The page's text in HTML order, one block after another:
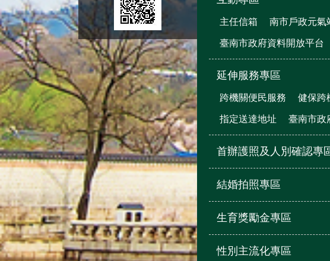
主任信箱 南市戶政元氣
臺南市政府資料開放平台
延伸服務專區
跨機關便民服務 健保跨
指定送達地址 臺南市政
首辦護照及人別確認專
結婚拍照專區
生育獎勵金專區
性別主流化專區